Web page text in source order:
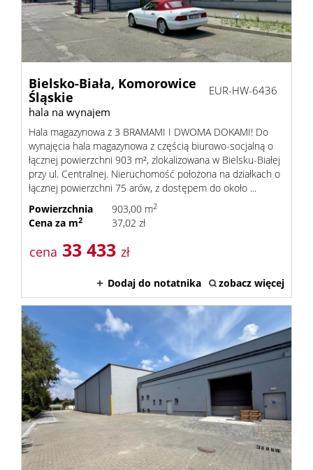
Bielsko-Biała, Komorowice
Śląskie
hala na wynajem
EUR-HW-6436
Hala magazynowa z 3 BRAMAMI I DWOMA DOKAMI! Do
wynajęcia hala magazynowa z częścią biurowo-socjalną o
łącznej powierzchni 903 m², zlokalizowana w Bielsku-Białej
przy ul. Centralnej. Nieruchomość położona na działkach o
łącznej powierzchni 75 arów, z dostępem do około ...
Powierzchnia
903,00 m2
Cena za m2 37,02 zł
cena 33 433 zł
Dodaj do notatnika zobacz więcej